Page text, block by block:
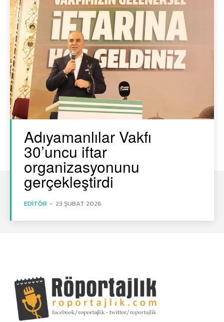
Adıyamanlılar Vakfı
30’uncu iftar
organizasyonunu
gerçekleştirdi
EDITÖR - 23 ŞUBAT 2026